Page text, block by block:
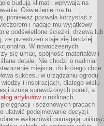
budują klimat i wpływają na
Oświetlenie ma tu
ponieważ pozwala korzystać z
i nadaje mu wyjątkowy
podświetlone ścieżki, drzewa lub
że przestrzeń staje się bardziej
W nowoczesnych
się umiar, spójność materiałów i
detale. Nie chodzi o nadmiar
miejsca, do którego chce
sukcesu w urządzaniu ogrodu
i inspiracjach, dlatego wielu
szuka sprawdzonych porad, a
artykułówo roślinach,
i sezonowych pracach
ułatwić podejmowanie decyzji.
wskazówki pomagają uniknąć